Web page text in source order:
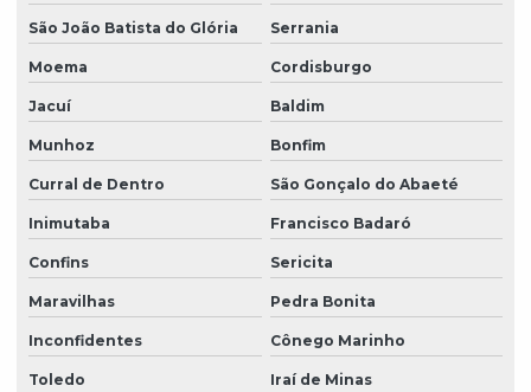
São João Batista do Glória Serrania
Moema Cordisburgo
Jacuí Baldim
Munhoz Bonfim
Curral de Dentro São Gonçalo do Abaeté
Inimutaba Francisco Badaró
Confins Sericita
Maravilhas Pedra Bonita
Inconfidentes Cônego Marinho
Toledo Iraí de Minas